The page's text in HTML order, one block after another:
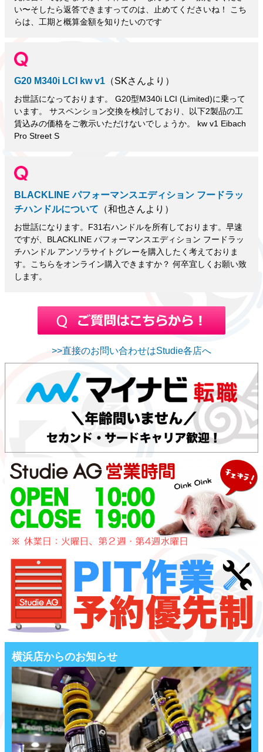
い〜そしたら返答できますってのは、止めてくださいね！ こち
らは、工期と概算金額を知りたいのです
G20 M340i LCI kw v1 （SKさんより）
お世話になっております。 G20型M340i LCI (Limited)に乗って
います。 サスペンション交換を検討しており、以下2製品の工
賃込みの価格をご教示いただけないでしょうか。 kw v1 Eibach
Pro Street S
BLACKLINE パフォーマンスエディション フードラッ
チハンドルについて （和也さんより）
お世話になります。F31右ハンドルを所有しております。早速
ですが、BLACKLINE パフォーマンスエディション フードラッ
チハンドル アンソラサイトグレーを購入したく考えておりま
す。こちらをオンライン購入できますか？ 何卒宜しくお願い致
します。
>>直接のお問い合わせはStudie各店へ
横浜店からのお知らせ